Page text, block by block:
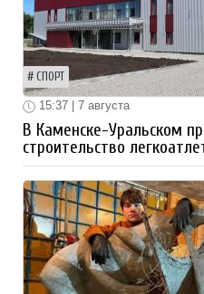
СПОРТ
15:37 | 7 августа
В Каменске-Уральском
строительство